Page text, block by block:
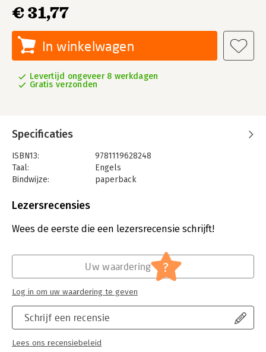
€ 31,77
In winkelwagen
Levertijd ongeveer 8 werkdagen
Gratis verzonden
Specificaties
ISBN13:
9781119628248
Taal:
Engels
Bindwijze:
paperback
Uitgever:
Lezersrecensies
Wees de eerste die een lezersrecensie schrijft!
Schrijf een recensie
Lees ons recensiebeleid
Uw waardering ?
Log in om uw waardering te geven